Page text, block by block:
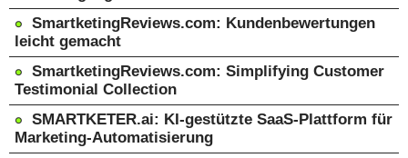
SmartketingReviews.com: Kundenbewertungen
leicht gemacht
SmartketingReviews.com: Simplifying Customer
Testimonial Collection
SMARTKETER.ai: KI-gestützte SaaS-Plattform für
Marketing-Automatisierung